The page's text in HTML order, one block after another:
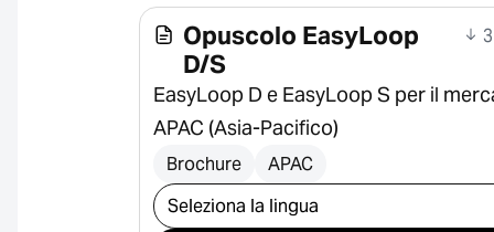
Opuscolo EasyLoop
D/S
EasyLoop D e EasyLoop S per il
APAC (Asia-Pacifico)
Brochure APAC
Seleziona il download